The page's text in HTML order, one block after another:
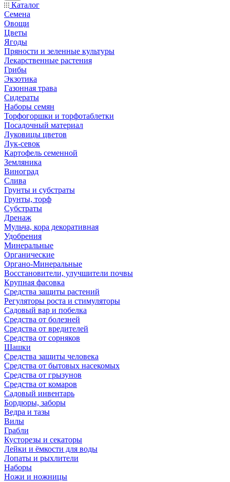
Каталог
Семена
Овощи
Цветы
Ягоды
Пряности и зеленные культуры
Лекарственные растения
Грибы
Экзотика
Газонная трава
Сидераты
Наборы семян
Торфогоршки и торфотаблетки
Посадочный материал
Луковицы цветов
Лук-севок
Картофель семенной
Земляника
Виноград
Слива
Грунты и субстраты
Грунты, торф
Субстраты
Дренаж
Мульча, кора декоративная
Удобрения
Минеральные
Органические
Органо-Минеральные
Восстановители, улучшители почвы
Крупная фасовка
Средства защиты растений
Регуляторы роста и стимуляторы
Садовый вар и побелка
Средства от болезней
Средства от вредителей
Средства от сорняков
Шашки
Средства защиты человека
Средства от бытовых насекомых
Средства от грызунов
Средства от комаров
Садовый инвентарь
Бордюры, заборы
Ведра и тазы
Вилы
Грабли
Кусторезы и секаторы
Лейки и ёмкости для воды
Лопаты и рыхлители
Наборы
Ножи и ножницы